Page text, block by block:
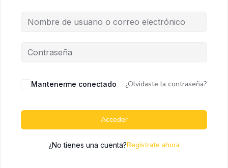
Mantenerme conectado ¿Olvidaste la contraseña?
Acceder
¿No tienes una cuenta?Regístrate ahora